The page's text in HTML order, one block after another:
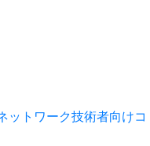
ットワーク技術者向けコ